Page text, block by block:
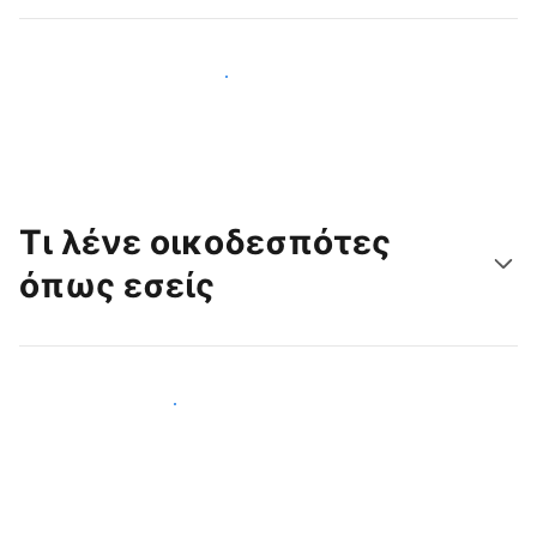
Προσελκύστε νέους επισκέπτες σήμερα
Τι λένε οικοδεσπότες
όπως εσείς
Γίνετε κι εσείς οικοδεσπότης